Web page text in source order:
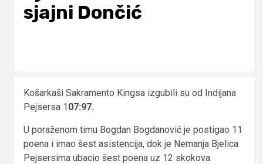
sjajni Dončić
Košarkaši Sakramento Kingsa izgubili su od Indijana
Pejsersa 107:97.
U poraženom timu Bogdan Bogdanović je postigao 11
poena i imao šest asistencija, dok je Nemanja Bjelica
Pejsersima ubacio šest poena uz 12 skokova.